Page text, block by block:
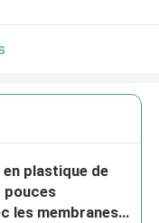
plastique de
pouces
les membranes